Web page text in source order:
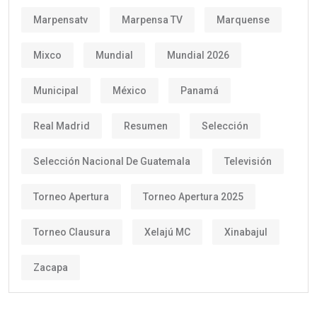
Marpensatv Marpensa TV Marquense
Mixco Mundial Mundial 2026
Municipal México Panamá
Real Madrid Resumen Selección
Selección Nacional De Guatemala Televisión
Torneo Apertura Torneo Apertura 2025
Torneo Clausura Xelajú MC Xinabajul
Zacapa